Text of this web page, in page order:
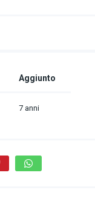
Aggiunto
7 anni